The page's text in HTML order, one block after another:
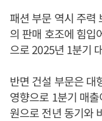
패션 부문 역시 주력
의 판매 호조에 힘입
으로 2025년 1분기
반면 건설 부문은 대
영향으로 1분기 매
원으로 전년 동기와